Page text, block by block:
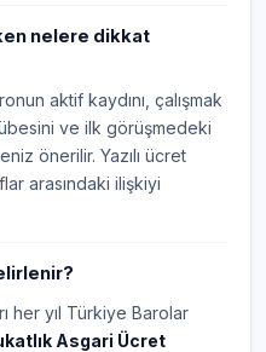
nelere dikkat
aktif kaydını, çalışmak
ve ilk görüşmedeki
önerilir. Yazılı ücret
arasındaki ilişkiyi
her yıl Türkiye Barolar
Asgari Ücret